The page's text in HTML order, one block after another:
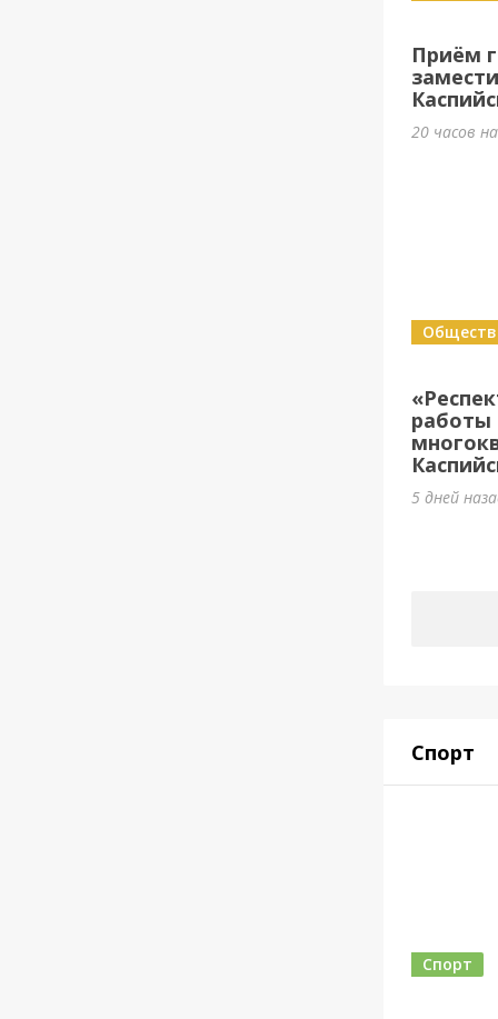
Приём
20 часов
работы
5 дней
Спорт
Спорт